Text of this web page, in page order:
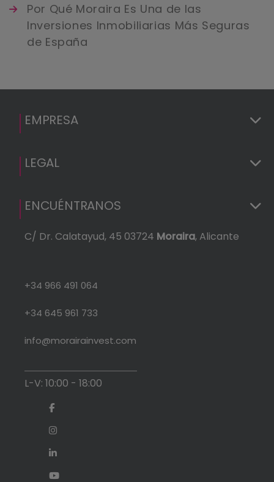
Por Qué Moraira Es Una de las
Inversiones Inmobiliarias Más Seguras
de España
EMPRESA
LEGAL
ENCUÉNTRANOS
C/ Dr. Calatayud, 45 03724 Moraira, Alicante
+34 966 491 064
+34 645 961 733
info@morairainvest.com
L-V: 10:00 - 18:00